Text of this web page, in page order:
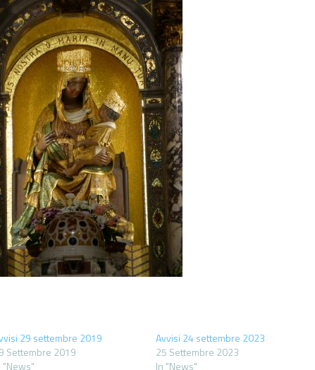
29 settembre 2019
Settembre 2019
"News"
Avvisi 24 settembre 2023
25 Settembre 2023
In "News"